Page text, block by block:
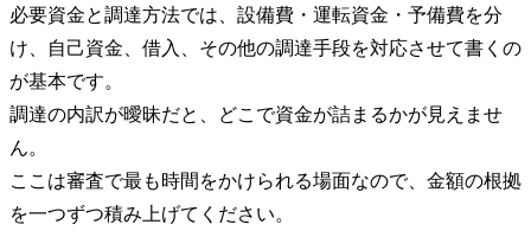
必要資金と調達方法では、設備費・運転資金・予備費を分
け、自己資金、借入、その他の調達手段を対応させて書くの
が基本です。
調達の内訳が曖昧だと、どこで資金が詰まるかが見えませ
ん。
ここは審査で最も時間をかけられる場面なので、金額の根拠
を一つずつ積み上げてください。